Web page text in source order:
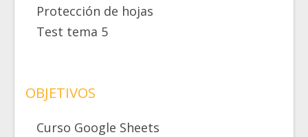
Protección de hojas
Test tema 5
OBJETIVOS
Curso Google Sheets